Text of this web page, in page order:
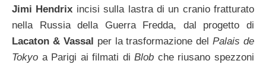
Jimi Hendrix incisi sulla lastra di un cranio fratturato
nella Russia della Guerra Fredda, dal progetto di
Lacaton & Vassal per la trasformazione delPalais de
Tokyo a Parigi ai filmati diBlob che riusano spezzoni